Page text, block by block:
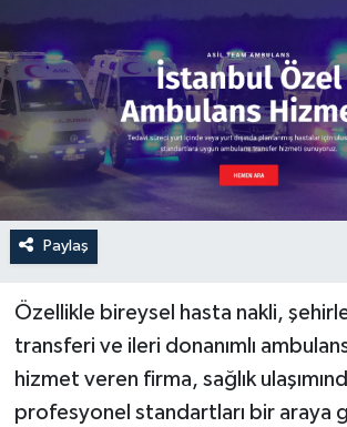
Paylaş
Özellikle bireysel hasta nakli,
transferi ve ileri donanımlı
hizmet veren firma, sağlık
profesyonel standartları bir araya